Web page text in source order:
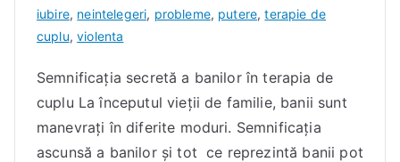
I
a
o
b
D
a
iubire, neintelegeri, probleme, putere,terapie de
cuplu,violenta
Semnificația secretă a banilor în terapia de
cuplu La începutul vieții de familie, banii sunt
manevrați în diferite moduri. Semnificația
ascunsă a banilor și tot ce reprezintă banii pot